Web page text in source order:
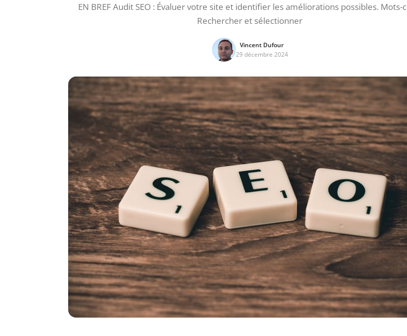
EN BREF Audit SEO : Évaluer votre site et identifier les améliorations possibles. Mots-
Rechercher et sélectionner
Vincent Dufour
29 décembre 2024